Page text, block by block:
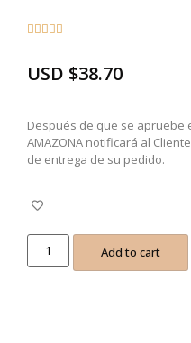

USD $38.70
Después de que se apruebe
AMAZONA notificará al
de entrega de su pedido.
Add to cart